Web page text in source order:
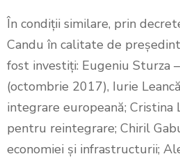
În condiții similare, prin
Candu în calitate de
fost investiți: Eugeniu Sturza
(octombrie 2017), Iurie
integrare europeană; Cristina
pentru reintegrare; Chiril
economiei și infrastructurii;